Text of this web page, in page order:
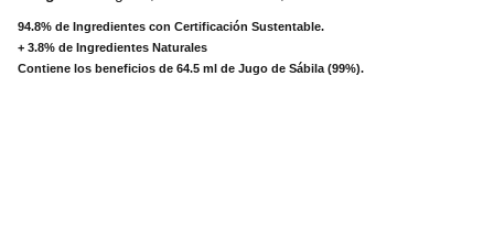
94.8% de Ingredientes con Certificación Sustentable.
+ 3.8% de Ingredientes Naturales
Contiene los beneficios de 64.5 ml de Jugo de Sábila (99%).